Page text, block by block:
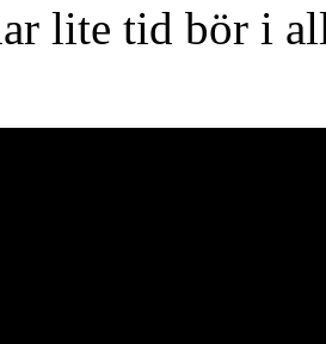
lite tid bör i